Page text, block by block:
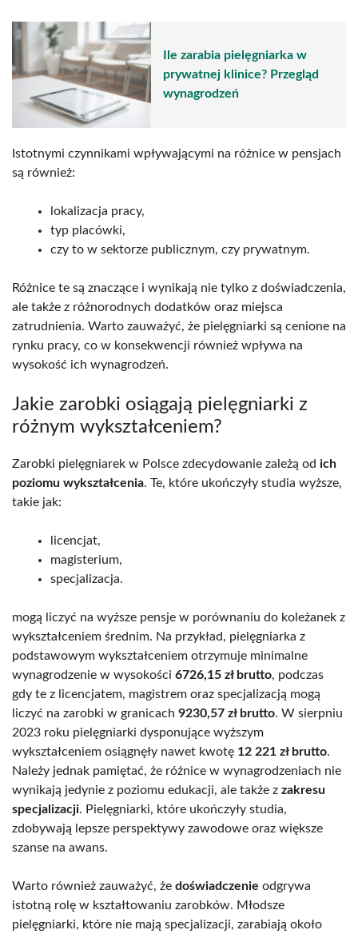
Ile zarabia pielęgniarka w
prywatnej klinice? Przegląd
wynagrodzeń
Istotnymi czynnikami wpływającymi na różnice w pensjach
są również:
lokalizacja pracy,
typ placówki,
czy to w sektorze publicznym, czy prywatnym.
Różnice te są znaczące i wynikają nie tylko z doświadczenia,
ale także z różnorodnych dodatków oraz miejsca
zatrudnienia. Warto zauważyć, że pielęgniarki są cenione na
rynku pracy, co w konsekwencji również wpływa na
wysokość ich wynagrodzeń.
Jakie zarobki osiągają pielęgniarki z
różnym wykształceniem?
Zarobki pielęgniarek w Polsce zdecydowanie zależą od ich
poziomu wykształcenia. Te, które ukończyły studia wyższe,
takie jak:
licencjat,
magisterium,
specjalizacja.
mogą liczyć na wyższe pensje w porównaniu do koleżanek z
wykształceniem średnim. Na przykład, pielęgniarka z
podstawowym wykształceniem otrzymuje minimalne
wynagrodzenie w wysokości 6726,15 zł brutto, podczas
gdy te z licencjatem, magistrem oraz specjalizacją mogą
liczyć na zarobki w granicach 9230,57 zł brutto. W sierpniu
2023 roku pielęgniarki dysponujące wyższym
wykształceniem osiągnęły nawet kwotę 12 221 zł brutto.
Należy jednak pamiętać, że różnice w wynagrodzeniach nie
wynikają jedynie z poziomu edukacji, ale także z zakresu
specjalizacji. Pielęgniarki, które ukończyły studia,
zdobywają lepsze perspektywy zawodowe oraz większe
szanse na awans.
Warto również zauważyć, że doświadczenie odgrywa
istotną rolę w kształtowaniu zarobków. Młodsze
pielęgniarki, które nie mają specjalizacji, zarabiają około